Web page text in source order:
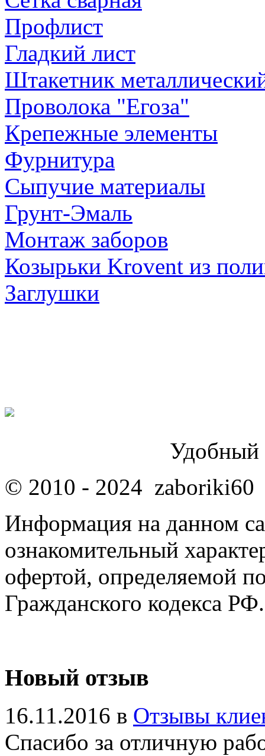
Профлист
Гладкий лист
Штакетник
Проволока "Егоза"
Крепежные элементы
Фурнитура
Сыпучие материалы
Грунт-Эмаль
Монтаж заборов
Козырьки Krovent из
Заглушки
Удобный
© 2010 - 2024 zaboriki60
Информация на данном
ознакомительный
офертой, определяемой
Гражданского кодекса РФ.
Новый отзыв
16.11.2016 в Отзывы
Спасибо за отличную